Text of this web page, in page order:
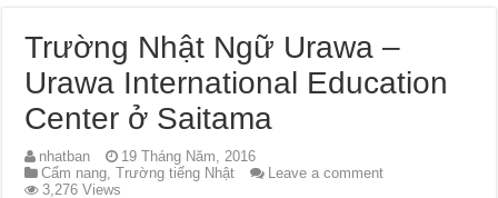
Trường Nhật Ngữ Urawa –
Urawa International Education
Center ở Saitama
nhatban
19 Tháng Năm, 2016
Cẩm nang,Trường tiếng Nhật
Leave a comment
3,276 Views